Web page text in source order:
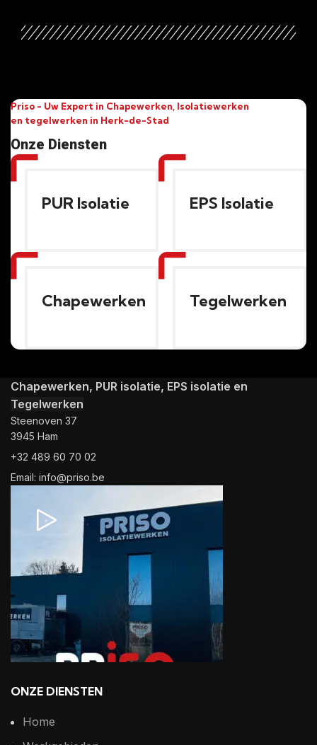
Priso - Uw Expert in Chapewerken, Isolatiewerken
en tegelwerken in Herk-de-Stad
Onze Diensten
PUR Isolatie EPS Isolatie
Chapewerken Tegelwerken
Chapewerken, PUR isolatie, EPS isolatie en
Tegelwerken
Steenoven 37
3945 Ham
+32 489 60 70 02
Email: info@priso.be
ONZE DIENSTEN
Home